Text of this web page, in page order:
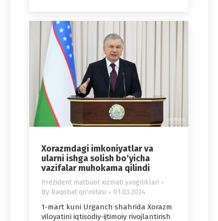
Xorazmdagi imkoniyatlar va
ularni ishga solish bo‘yicha
vazifalar muhokama qilindi
Prezident matbuot xizmati yangiliklari
By Raqobat qo'mitasi 01.03.2024
1-mart kuni Urganch shahrida Xorazm
viloyatini iqtisodiy-ijtimoiy rivojlantirish